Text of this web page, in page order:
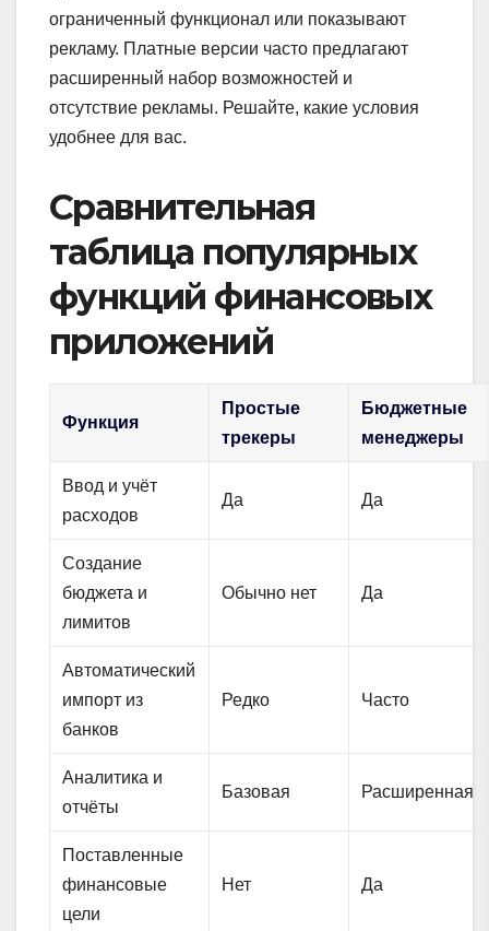
ограниченный функционал или показывают
рекламу. Платные версии часто предлагают
расширенный набор возможностей и
отсутствие рекламы. Решайте, какие условия
удобнее для вас.
Сравнительная
таблица популярных
функций финансовых
приложений
Функция
Простые
трекеры
Бюджетные
менеджеры
Ввод и учёт
расходов
Да Да
Создание
бюджета и
лимитов
Обычно нет Да
Автоматический
импорт из
банков
Редко Часто
Аналитика и
отчёты
Базовая Расширенная
Поставленные
финансовые
цели
Нет Да